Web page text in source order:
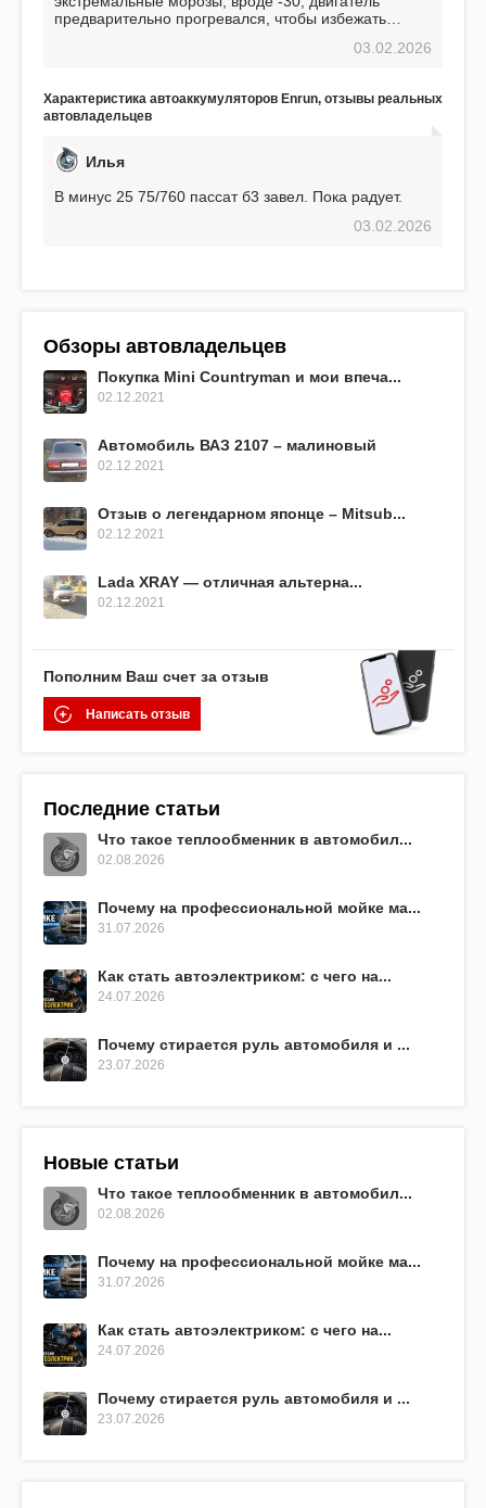
предварительно прогревался, чтобы избежать
использования не было ни единой поломки,
EFB 75. Судя по характеристикам, он даже
превосходит предыдущую модель.
03.02.2026
Характеристика автоаккумуляторов Enrun, отзывы реальных
автовладельцев
Илья
В минус 25 75/760 пассат б3 завел. Пока радует.
03.02.2026
Обзоры автовладельцев
Покупка Mini Countryman и мои впеча...
02.12.2021
Автомобиль ВАЗ 2107 – малиновый
02.12.2021
Отзыв о легендарном японце – Mitsub...
02.12.2021
Lada XRAY — отличная альтерна...
02.12.2021
Пополним Ваш счет за отзыв
Написать отзыв
Последние статьи
Что такое теплообменник в автомобил...
02.08.2026
Почему на профессиональной мойке ма...
31.07.2026
Как стать автоэлектриком: с чего на...
24.07.2026
Почему стирается руль автомобиля и ...
23.07.2026
Новые статьи
Что такое теплообменник в автомобил...
02.08.2026
Почему на профессиональной мойке ма...
31.07.2026
Как стать автоэлектриком: с чего на...
24.07.2026
Почему стирается руль автомобиля и ...
23.07.2026